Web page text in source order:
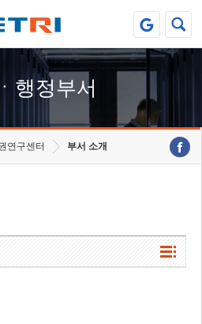
행정부서
연구센터 부서 소개